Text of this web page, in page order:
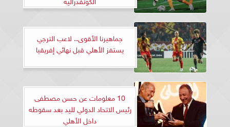
جماهيرنا الأقوى.. لاعب الترجي
يستفز الأهلي قبل نهائي إفريقيا
10 معلومات عن حسن مصطفى
رئيس الاتحاد الدولي لليد بعد سقوطه
داخل الأهلي